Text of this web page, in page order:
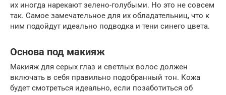
их иногда нарекают зелено-голубыми. Но это не совсем
так. Самое замечательное для их обладательниц, что к
ним подойдут идеально подводка и тени синего цвета.
Основа под макияж
Макияж для серых глаз и светлых волос должен
включать в себя правильно подобранный тон. Кожа
будет смотреться идеально, если позаботиться об